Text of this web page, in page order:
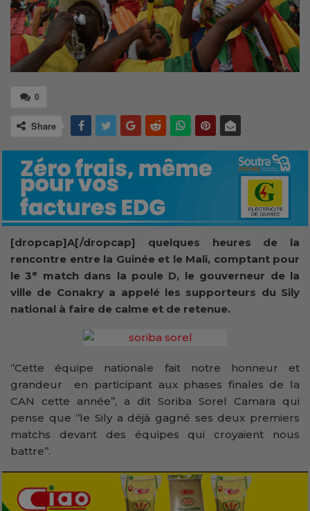
0
Share
[dropcap]A[/dropcap] quelques heures de la
rencontre entre la Guinée et le Mali, comptant pour
le 3e
match dans la poule D, le gouverneur de la
ville de Conakry a appelé les supporteurs du Sily
national à faire de calme et de retenue.
‘’Cette équipe nationale fait notre honneur et
grandeur en participant aux phases finales de la
CAN cette année’’, a dit Soriba Sorel Camara qui
pense que ‘’le Sily a déjà gagné ses deux premiers
matchs devant des équipes qui croyaient nous
battre’’.